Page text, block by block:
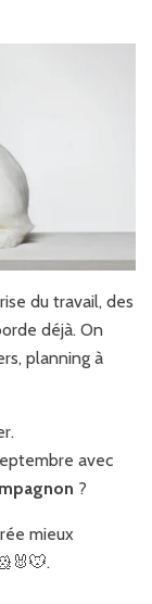
du travail, des
déjà. On
planning à
avec
?
mieux